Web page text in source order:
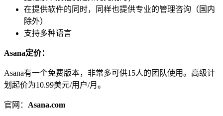
在提供软件的同时，同样也提供专业的管理咨询（国内
除外）
支持多种语言
Asana定价：
Asana有一个免费版本，非常多可供15人的团队使用。高级计
划起价为10.99美元/用户/月。
官网： Asana.com